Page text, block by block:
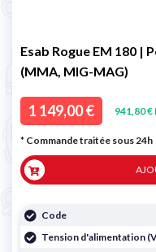
Esab Rogue EM 180 |
(MMA, MIG-MAG)
1 149,00 € 941,80 €
* Commande traitée sous 24h
Code
Tension d'alimentation